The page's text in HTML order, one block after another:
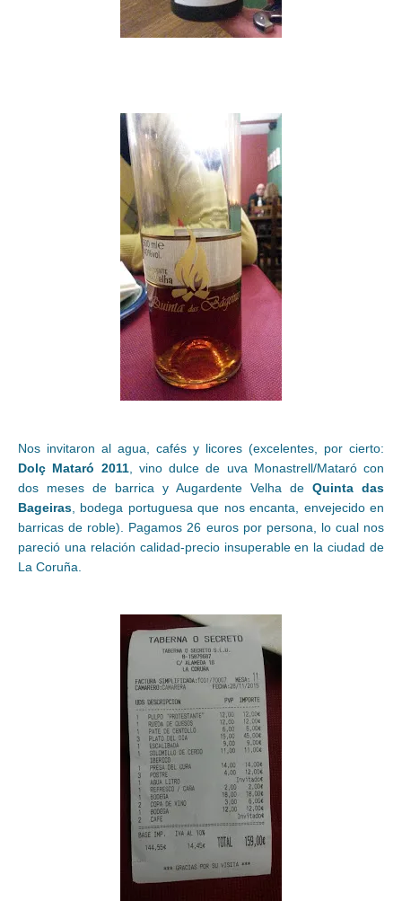
Nos invitaron al agua, cafés y licores (excelentes, por cierto:
Dolç Mataró 2011, vino dulce de uva Monastrell/Mataró con
dos meses de barrica y Augardente Velha de Quinta das
Bageiras , bodega portuguesa que nos encanta, envejecido en
barricas de roble). Pagamos 26 euros por persona, lo cual nos
pareció una relación calidad-precio insuperable en la ciudad de
La Coruña.